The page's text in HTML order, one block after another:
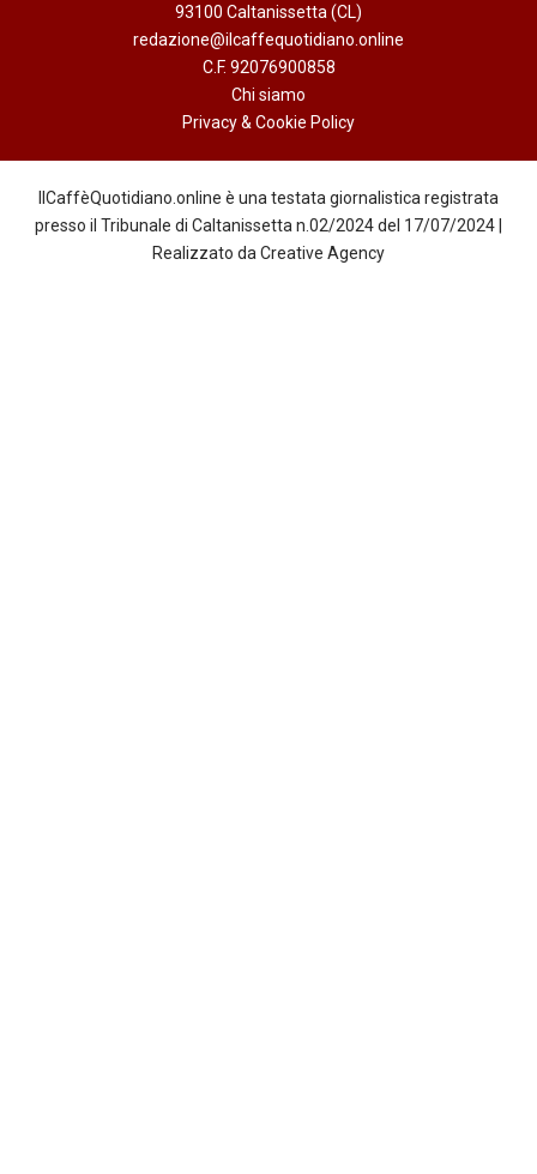
93100 Caltanissetta (CL)
redazione@ilcaffequotidiano.online
C.F. 92076900858
Chi siamo
Privacy & Cookie Policy
IlCaffèQuotidiano.online è una testata giornalistica registrata
presso il Tribunale di Caltanissetta n.02/2024 del 17/07/2024 |
Realizzato da Creative Agency